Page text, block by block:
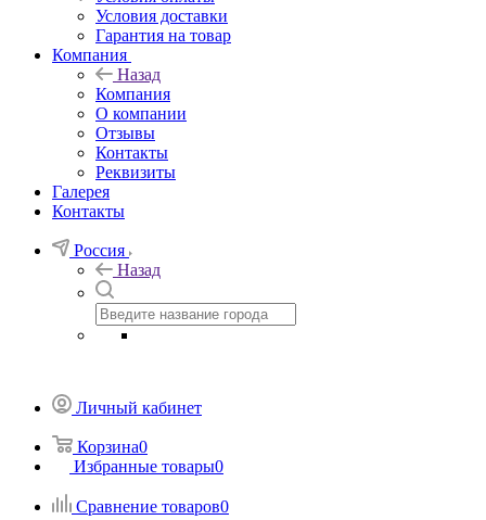
Условия доставки
Гарантия на товар
Компания
Назад
Компания
О компании
Отзывы
Контакты
Реквизиты
Галерея
Контакты
Россия
Назад
Личный кабинет
Корзина0
Избранные товары0
Сравнение товаров0